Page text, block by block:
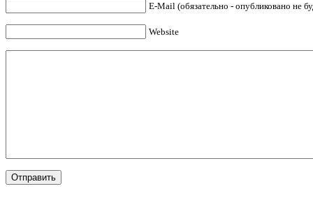
E-Mail (обязательно - опубликовано не
Website